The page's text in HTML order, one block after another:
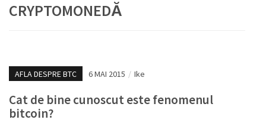
CRYPTOMONEDĂ
AFLA DESPRE BTC 6 MAI 2015 / Ike
Cat de bine cunoscut este fenomenul
bitcoin?